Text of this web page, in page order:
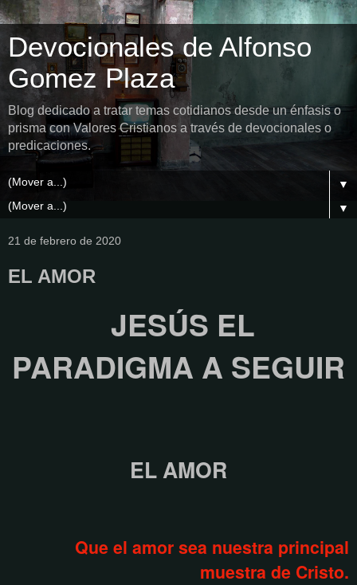
Devocionales de Alfonso
Gomez Plaza
Blog dedicado a tratar temas cotidianos desde un énfasis o
prisma con Valores Cristianos a través de devocionales o
predicaciones.
▼
▼
21 de febrero de 2020
EL AMOR
JESÚS EL
PARADIGMA A SEGUIR
EL AMOR
Que el amor sea nuestra principal
muestra de Cristo.